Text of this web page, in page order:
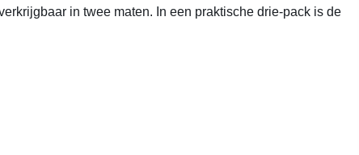
in twee maten. In een praktische drie-pack is de